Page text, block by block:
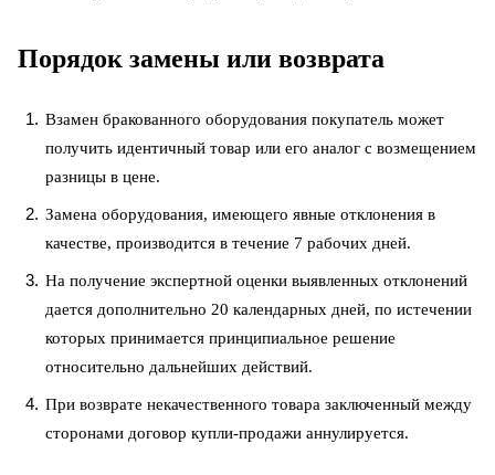
Порядок замены или возврата
Взамен бракованного оборудования покупатель может
получить идентичный товар или его аналог с возмещением
разницы в цене.
Замена оборудования, имеющего явные отклонения в
качестве, производится в течение 7 рабочих дней.
На получение экспертной оценки выявленных отклонений
дается дополнительно 20 календарных дней, по истечении
которых принимается принципиальное решение
относительно дальнейших действий.
При возврате некачественного товара заключенный между
сторонами договор купли-продажи аннулируется.